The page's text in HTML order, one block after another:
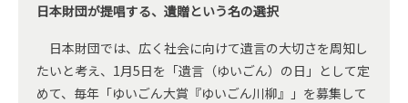
日本財団が提唱する、遺贈という名の選択
日本財団では、広く社会に向けて遺言の大切さを周知し
たいと考え、1月5日を「遺言（ゆいごん）の日」として定
めて、毎年「ゆいごん大賞『ゆいごん川柳』」を募集して